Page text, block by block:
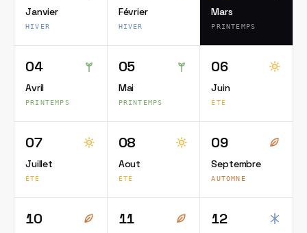
Janvier
HIVER
Février
HIVER
Mars
PRINTEMPS
04
Avril
PRINTEMPS
05
Mai
PRINTEMPS
06
Juin
ÉTÉ
07
Juillet
ÉTÉ
08
Aout
ÉTÉ
09
Septembre
AUTOMNE
10 11 12